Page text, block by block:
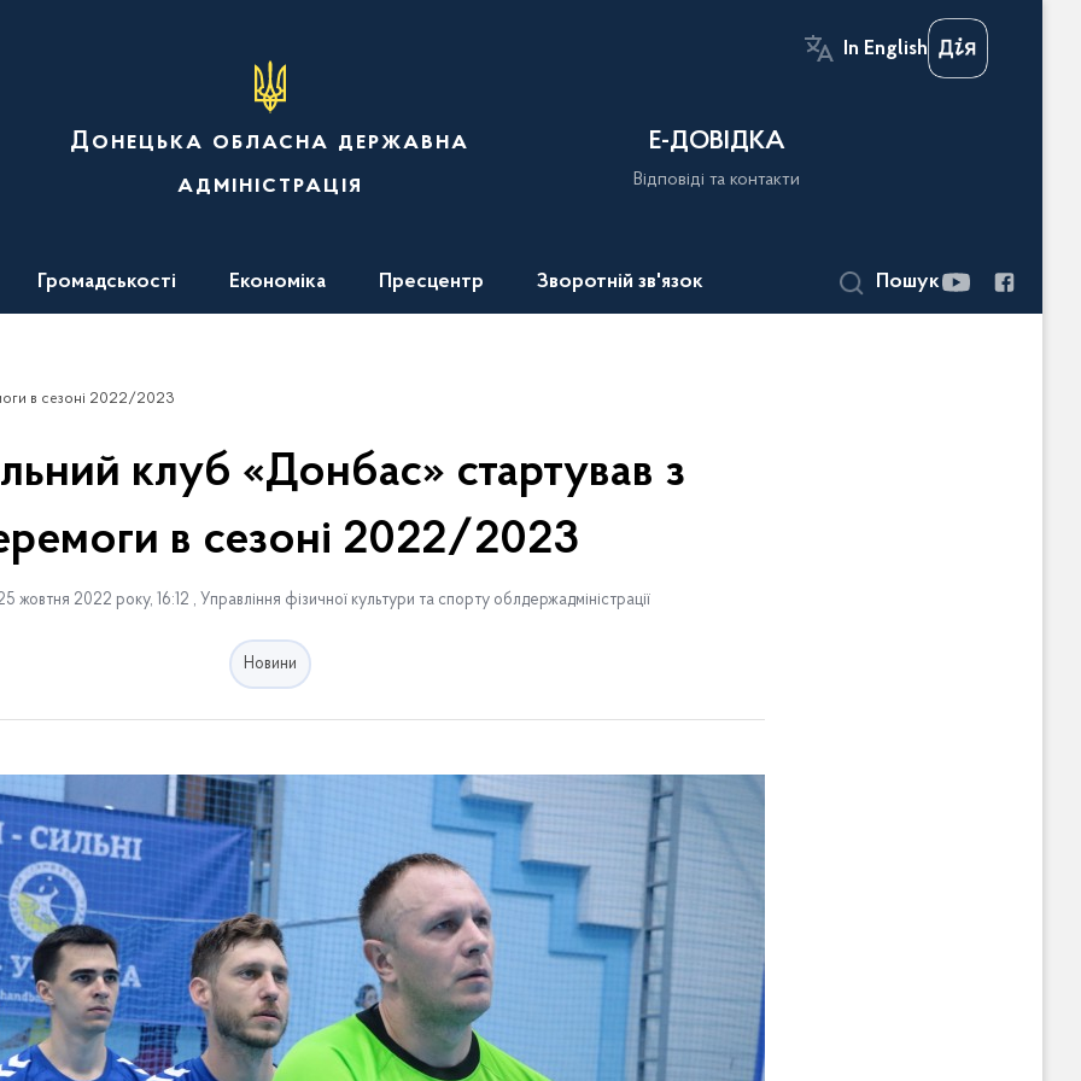
In English
Донецька обласна державна
адміністрація
Е-ДОВІДКА
Відповіді та контакти
Громадськості Економіка Пресцентр Зворотній зв'язок Пошук
в сезоні 2022/2023
клуб «Донбас» стартував з
в сезоні 2022/2023
жовтня 2022 року, 16:12 , Управління фізичної культури та спорту облдержадміністрації
Новини